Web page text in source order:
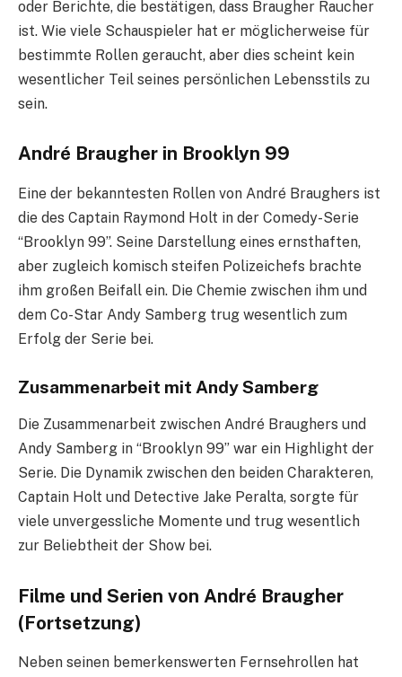
oder Berichte, die bestätigen, dass Braugher Raucher
ist. Wie viele Schauspieler hat er möglicherweise für
bestimmte Rollen geraucht, aber dies scheint kein
wesentlicher Teil seines persönlichen Lebensstils zu
sein.
André Braugher in Brooklyn 99
Eine der bekanntesten Rollen von André Braughers ist
die des Captain Raymond Holt in der Comedy-Serie
“Brooklyn 99”. Seine Darstellung eines ernsthaften,
aber zugleich komisch steifen Polizeichefs brachte
ihm großen Beifall ein. Die Chemie zwischen ihm und
dem Co-Star Andy Samberg trug wesentlich zum
Erfolg der Serie bei.
Zusammenarbeit mit Andy Samberg
Die Zusammenarbeit zwischen André Braughers und
Andy Samberg in “Brooklyn 99” war ein Highlight der
Serie. Die Dynamik zwischen den beiden Charakteren,
Captain Holt und Detective Jake Peralta, sorgte für
viele unvergessliche Momente und trug wesentlich
zur Beliebtheit der Show bei.
Filme und Serien von André Braugher
(Fortsetzung)
Neben seinen bemerkenswerten Fernsehrollen hat